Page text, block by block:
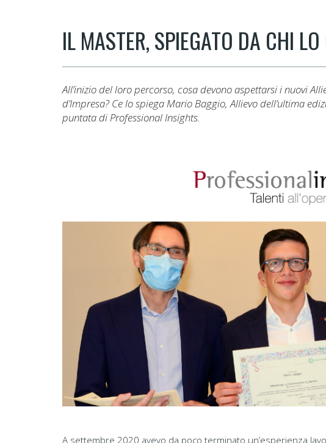
IL MASTER, SPIEGATO DA CHI
All’inizio del loro percorso, cosa devono aspettarsi i nuovi
d’Impresa? Ce lo spiega Mario Baggio, Allievo dell’ultima
puntata di Professional Insights.
A settembre 2020 avevo da poco terminato un’esperienza